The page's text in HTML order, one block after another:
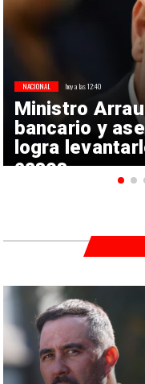
Ministro
bancario y
logra
casos
NACIONAL hoy a las 12:40